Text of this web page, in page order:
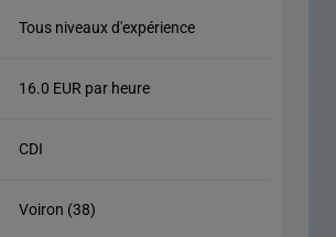
Tous niveaux d'expérience
16.0 EUR par heure
CDI
Voiron (38)